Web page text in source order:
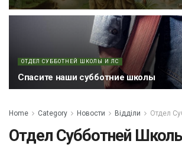
ОТДЕЛ СУББОТНЕЙ ШКОЛЫ И ЛС
Спасите наши субботние школы
Home Category Новости Відділи Отдел
Отдел Субботней